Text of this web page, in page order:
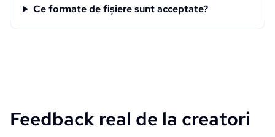
Ce formate de fișiere sunt acceptate?
Feedback real de la creatori